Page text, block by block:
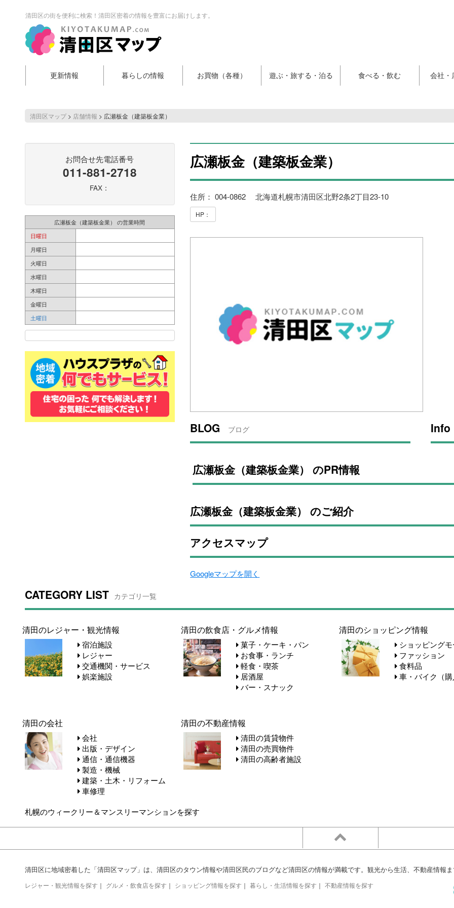
清田区の街を便利に検索！清田区密着の情報を豊富にお届けします。
更新情報 暮らしの情報 お買物（各種） 遊ぶ・旅する・泊る 食べる・飲む 会社・
清田区マップ> 店舗情報 > 広瀬板金（建築板金業）
お問合せ先電話番号
011-881-2718
FAX：
広瀬板金（建築板金業） の営業時間
日曜日
月曜日
火曜日
水曜日
木曜日
金曜日
土曜日
広瀬板金（建築板金業）
住所： 004-0862 北海道札幌市清田区北野2条2丁目23-10
HP：
BLOG ブログ Info
広瀬板金（建築板金業） のPR情報
広瀬板金（建築板金業） のご紹介
アクセスマップ
Googleマップを開く
CATEGORY LIST カテゴリ一覧
清田のレジャー・観光情報
宿泊施設
レジャー
交通機関・サービス
娯楽施設
清田の飲食店・グルメ情報
菓子・ケーキ・パン
お食事・ランチ
軽食・喫茶
居酒屋
バー・スナック
清田のショッピング情報
ショッピングモ
ファッション
食料品
車・バイク（購
清田の会社
会社
出版・デザイン
通信・通信機器
製造・機械
建築・土木・リフォーム
車修理
清田の不動産情報
清田の賃貸物件
清田の売買物件
清田の高齢者施設
札幌のウィークリー＆マンスリーマンションを探す
清田区に地域密着した「清田区マップ」は、清田区のタウン情報や清田区民のブログなど清田区の情報が満載です。観光から生活、不動産情報
レジャー・観光情報を探す ｜ グルメ・飲食店を探す ｜ ショッピング情報を探す ｜ 暮らし・生活情報を探す ｜ 不動産情報を探す